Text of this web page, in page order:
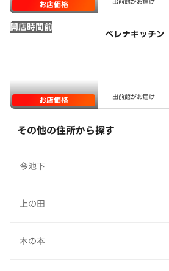
お店価格
開店時間前
お店価格
ペレナキッチン
出前館がお届け
その他の住所から探す
今池下
上の田
木の本